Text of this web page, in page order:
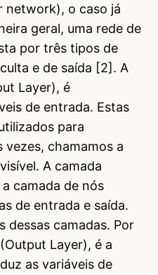
network), o caso já
geral, uma rede de
por três tipos de
e de saída [2]. A
Layer), é
de entrada. Estas
para
vezes, chamamos a
A camada
camada de nós
de entrada e saída.
dessas camadas. Por
Layer), é a
as variáveis de